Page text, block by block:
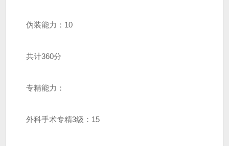
伪装能力：10
共计360分
专精能力：
外科手术专精3级：15